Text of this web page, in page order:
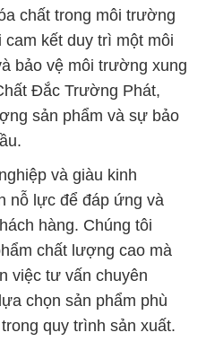
chất trong môi trường
kết duy trì một môi
bảo vệ môi trường xung
Đắc Trường Phát,
sản phẩm và sự bảo
và giàu kinh
nỗ lực để đáp ứng và
hàng. Chúng tôi
chất lượng cao mà
việc tư vấn chuyên
chọn sản phẩm phù
quy trình sản xuất.